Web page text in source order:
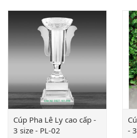
Cúp Pha Lê Ly cao cấp -
3 size - PL-02
-